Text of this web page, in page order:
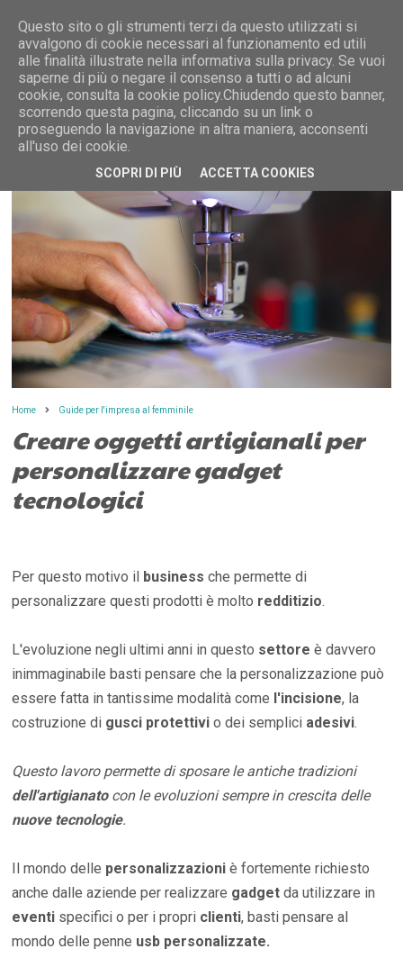
MENU
Home Guide per l'impresa al femminile
Creare oggetti artigianali per
personalizzare gadget
tecnologici
Per questo motivo il businessche permette di
personalizzare questi prodotti è molto redditizio.
L'evoluzione negli ultimi anni in questo settoreè davvero
inimmaginabile basti pensare che la personalizzazione può
essere fatta in tantissime modalità come l'incisione, la
costruzione di gusci protettivi o dei semplici adesivi.
Questo lavoro permette di sposare le antiche tradizioni
dell'artigianato con le evoluzioni sempre in crescita delle
nuove tecnologie.
Il mondo delle personalizzazioniè fortemente richiesto
anche dalle aziende per realizzare gadgetda utilizzare in
eventi specifici o per i propri clienti, basti pensare al
mondo delle penne usb personalizzate.
Questo sito o gli strumenti terzi da questo utilizzati si
avvalgono di cookie necessari al funzionamento ed utili
alle finalità illustrate nella informativa sulla privacy. Se vuoi
saperne di più o negare il consenso a tutti o ad alcuni
cookie, consulta la cookie policy.Chiudendo questo banner,
scorrendo questa pagina, cliccando su un link o
proseguendo la navigazione in altra maniera, acconsenti
all'uso dei cookie.
SCOPRI DI PIÙ ACCETTA COOKIES